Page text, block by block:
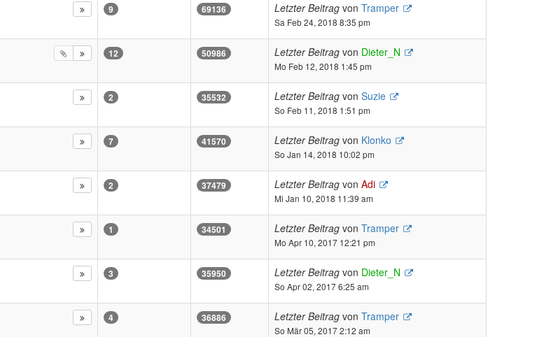
9 69136 Letzter Beitrag von Tramper
Sa Feb 24, 2018 8:35 pm
12 50986 Letzter Beitrag von Dieter_N
Mo Feb 12, 2018 1:45 pm
2 35532 Letzter Beitrag von Suzie
So Feb 11, 2018 1:51 pm
7 41570 Letzter Beitrag von Klonko
So Jan 14, 2018 10:02 pm
2 37479 Letzter Beitrag von Adi
Mi Jan 10, 2018 11:39 am
1 34501 Letzter Beitrag von Tramper
Mo Apr 10, 2017 12:21 pm
3 35950 Letzter Beitrag von Dieter_N
So Apr 02, 2017 6:25 am
4 36886 Letzter Beitrag von Tramper
So Mär 05, 2017 2:12 am